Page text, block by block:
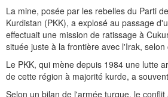
La mine, posée par les rebelles du Parti
Kurdistan (PKK), a explosé au passage
effectuait une mission de ratissage à
située juste à la frontière avec l'Irak, selon
Le PKK, qui mène depuis 1984 une lutte
de cette région à majorité kurde, a
Selon un bilan de l'armée turque, le